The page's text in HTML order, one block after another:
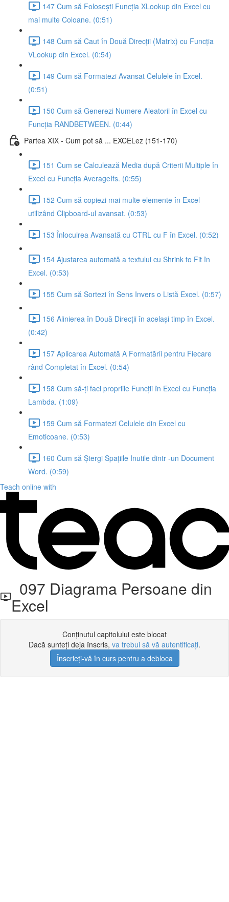
147 Cum să Folosești Funcția XLookup din Excel cu
mai multe Coloane. (0:51)
148 Cum să Caut în Două Direcții (Matrix) cu Funcția
VLookup din Excel. (0:54)
149 Cum să Formatezi Avansat Celulele în Excel.
(0:51)
150 Cum să Generezi Numere Aleatorii în Excel cu
Funcția RANDBETWEEN. (0:44)
Partea XIX - Cum pot să ... EXCELez (151-170)
151 Cum se Calculează Media după Criterii Multiple în
Excel cu Funcția AverageIfs. (0:55)
152 Cum să copiezi mai multe elemente în Excel
utilizând Clipboard-ul avansat. (0:53)
153 Înlocuirea Avansată cu CTRL cu F în Excel. (0:52)
154 Ajustarea automată a textului cu Shrink to Fit în
Excel. (0:53)
155 Cum să Sortezi în Sens Invers o Listă Excel. (0:57)
156 Alinierea în Două Direcții în același timp în Excel.
(0:42)
157 Aplicarea Automată A Formatării pentru Fiecare
rând Completat în Excel. (0:54)
158 Cum să-ți faci propriile Funcții în Excel cu Funcția
Lambda. (1:09)
159 Cum să Formatezi Celulele din Excel cu
Emoticoane. (0:53)
160 Cum să Ștergi Spațiile Inutile dintr -un Document
Word. (0:59)
Teach online with
097 Diagrama Persoane din
Excel
Conținutul capitolului este blocat
Dacă sunteți deja înscris, va trebui să vă autentificați.
Înscrieți-vă în curs pentru a debloca